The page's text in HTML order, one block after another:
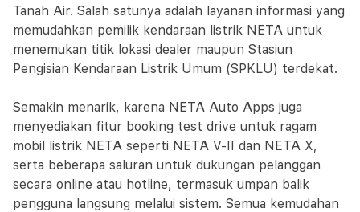
Tanah Air. Salah satunya adalah layanan informasi yang
memudahkan pemilik kendaraan listrik NETA untuk
menemukan titik lokasi dealer maupun Stasiun
Pengisian Kendaraan Listrik Umum (SPKLU) terdekat.
Semakin menarik, karena NETA Auto Apps juga
menyediakan fitur booking test drive untuk ragam
mobil listrik NETA seperti NETA V-II dan NETA X,
serta beberapa saluran untuk dukungan pelanggan
secara online atau hotline, termasuk umpan balik
pengguna langsung melalui sistem. Semua kemudahan